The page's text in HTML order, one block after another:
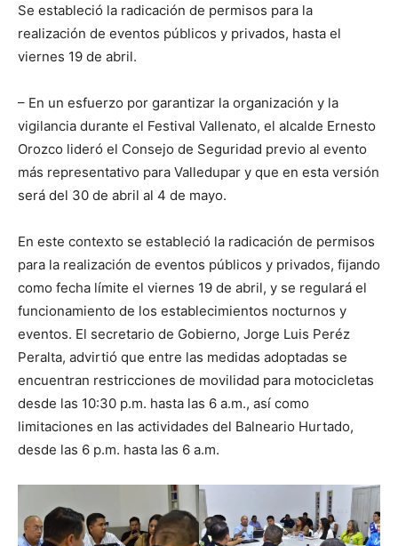
Se estableció la radicación de permisos para la
realización de eventos públicos y privados, hasta el
viernes 19 de abril.
– En un esfuerzo por garantizar la organización y la
vigilancia durante el Festival Vallenato, el alcalde Ernesto
Orozco lideró el Consejo de Seguridad previo al evento
más representativo para Valledupar y que en esta versión
será del 30 de abril al 4 de mayo.
En este contexto se estableció la radicación de permisos
para la realización de eventos públicos y privados, fijando
como fecha límite el viernes 19 de abril, y se regulará el
funcionamiento de los establecimientos nocturnos y
eventos. El secretario de Gobierno, Jorge Luis Peréz
Peralta, advirtió que entre las medidas adoptadas se
encuentran restricciones de movilidad para motocicletas
desde las 10:30 p.m. hasta las 6 a.m., así como
limitaciones en las actividades del Balneario Hurtado,
desde las 6 p.m. hasta las 6 a.m.